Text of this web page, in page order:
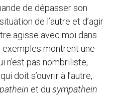
de dépasser son
de l’autre et d’agir
agisse avec moi dans
montrent une
n’est pas nombriliste,
doit s’ouvrir à l’autre,
et du sympathein